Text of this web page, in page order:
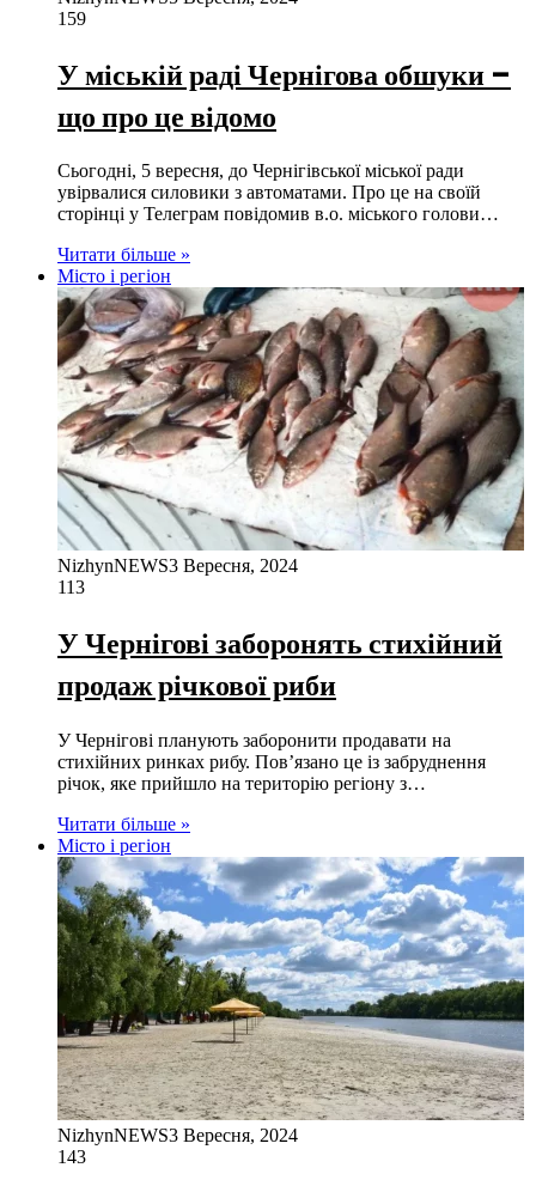
159
У міській раді Чернігова обшуки –
що про це відомо
Сьогодні, 5 вересня, до Чернігівської міської ради
увірвалися силовики з автоматами. Про це на своїй
сторінці у Телеграм повідомив в.о. міського голови…
Читати більше »
Місто і регіон
NizhynNEWS3 Вересня, 2024
113
У Чернігові заборонять стихійний
продаж річкової риби
У Чернігові планують заборонити продавати на
стихійних ринках рибу. Пов’язано це із забруднення
річок, яке прийшло на територію регіону з…
Читати більше »
Місто і регіон
NizhynNEWS3 Вересня, 2024
143